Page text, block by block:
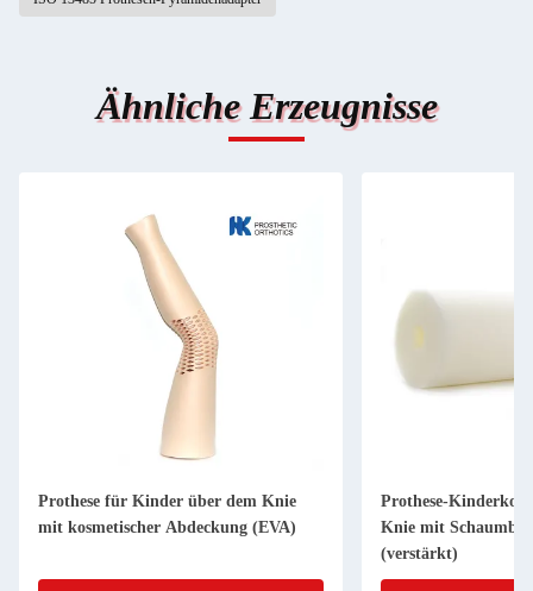
Ähnliche Erzeugnisse
Prothese für Kinder über dem Knie
mit kosmetischer Abdeckung (EVA)
Prothese-
Knie mit
(verstärkt)